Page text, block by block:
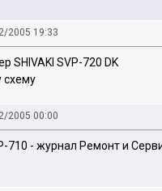
2005 19:33
SHIVAKI SVP-720 DK
схему
2005 00:00
710 - журнал Ремонт и